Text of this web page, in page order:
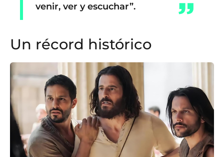
venir, ver y escuchar”.
Un récord histórico